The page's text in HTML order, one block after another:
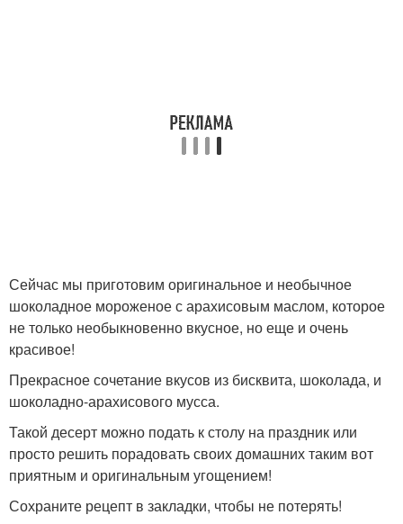
Сейчас мы приготовим оригинальное и необычное
шоколадное мороженое с арахисовым маслом, которое
не только необыкновенно вкусное, но еще и очень
красивое!
Прекрасное сочетание вкусов из бисквита, шоколада, и
шоколадно-арахисового мусса.
Такой десерт можно подать к столу на праздник или
просто решить порадовать своих домашних таким вот
приятным и оригинальным угощением!
Сохраните рецепт в закладки, чтобы не потерять!